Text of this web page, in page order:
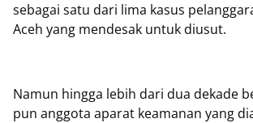
sebagai satu dari lima kasus
Aceh yang mendesak untuk diusut.
Namun hingga lebih dari dua dekade
pun anggota aparat keamanan yang